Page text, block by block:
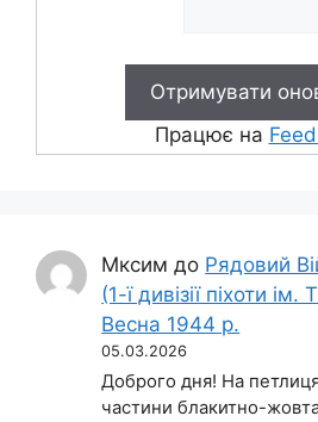
Працює на
Мксим до Рядовий
(1-ї дивізії піхоти
Весна 1944 р.
05.03.2026
Доброго дня! На
частини блакитно-